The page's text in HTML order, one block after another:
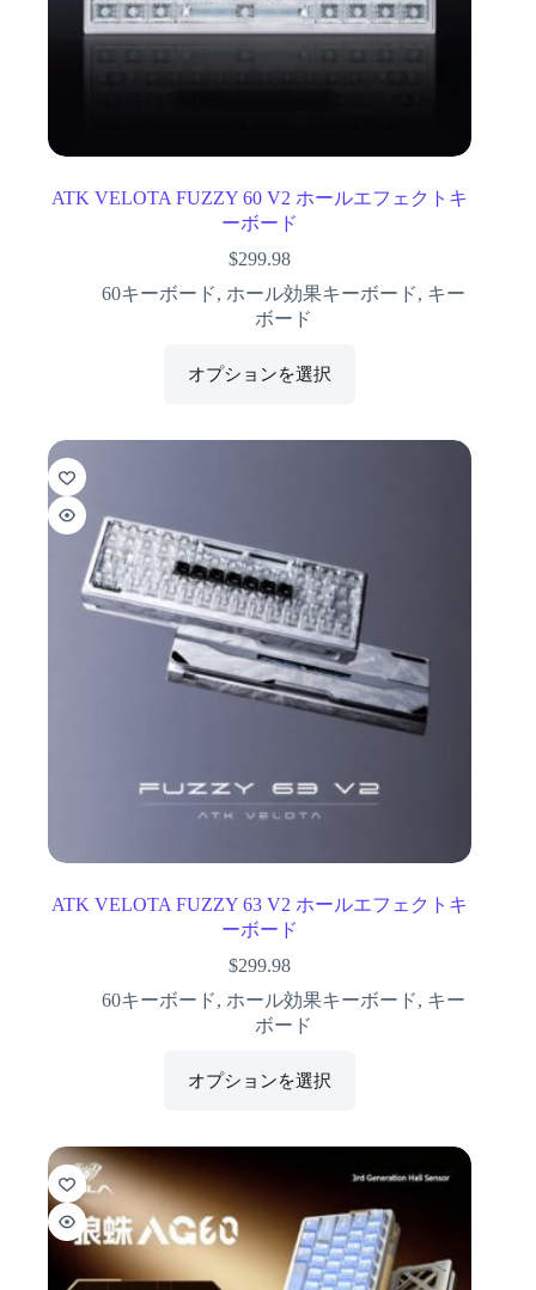
ATK VELOTA FUZZY 60 V2 ホールエフェクトキ
ーボード
$299.98
60キーボード, ホール効果キーボード, キー
ボード
オプションを選択
ATK VELOTA FUZZY 63 V2 ホールエフェクトキ
ーボード
$299.98
60キーボード,ホール効果キーボード, キー
ボード
オプションを選択